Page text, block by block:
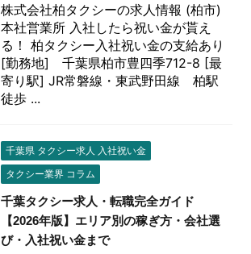
株式会社柏タクシーの求人情報 (柏市)
本社営業所 入社したら祝い金が貰え
る！ 柏タクシー入社祝い金の支給あり
[勤務地] 千葉県柏市豊四季712-8 [最
寄り駅] JR常磐線・東武野田線 柏駅
徒歩 ...
千葉県 タクシー求人 入社祝い金
タクシー業界 コラム
千葉タクシー求人・転職完全ガイド
【2026年版】エリア別の稼ぎ方・会社選
び・入社祝い金まで